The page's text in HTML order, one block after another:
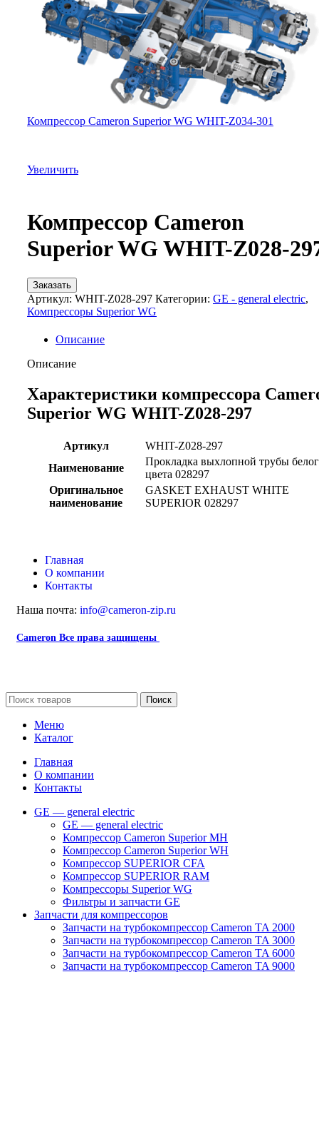
Компрессор Cameron Superior WG WHIT-Z034-301
Увеличить
Компрессор Cameron
Superior WG WHIT-Z028-
Заказать
Артикул: WHIT-Z028-297 Категории: GE - general electric,
Компрессоры Superior WG
Описание
Описание
Характеристики компрессора
Superior WG WHIT-Z028-297
Артикул
WHIT-Z028-297
Наименование
Прокладка выхлопной трубы
цвета 028297
Оригинальное
наименование
GASKET EXHAUST WHITE
SUPERIOR 028297
Главная
О компании
Контакты
Наша почта: info@cameron-zip.ru
Cameron Все права защищены
Поиск
Меню
Каталог
Главная
О компании
Контакты
GE — general electric
GE — general electric
Компрессор Cameron Superior MH
Компрессор Cameron Superior WH
Компрессор SUPERIOR CFA
Компрессор SUPERIOR RAM
Компрессоры Superior WG
Фильтры и запчасти GE
Запчасти для компрессоров
Запчасти на турбокомпрессор Cameron TA 2000
Запчасти на турбокомпрессор Cameron TA 3000
Запчасти на турбокомпрессор Cameron TA 6000
Запчасти на турбокомпрессор Cameron TA 9000